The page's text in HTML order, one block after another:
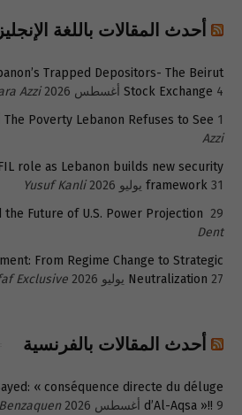
أحدث المقالات باللغة
Trapped Depositors- The Beirut
Stock Exchange 4 أغسطس 2026
Azzi
The Poverty Lebanon Refuses to See 1 أغسطس 2026
Azzi
role as Lebanon builds new security
framework 31 يوليو 2026
Yusuf Kanli
the Future of U.S. Power Projection 29 يوليو 2026
Dent
From Regime Change to Strategic
Neutralization 27 يوليو 2026 Exclusive
أحدث المقالات بالفرنسية
« conséquence directe du déluge
d’Al-Aqsa »!! 9 أغسطس 2026